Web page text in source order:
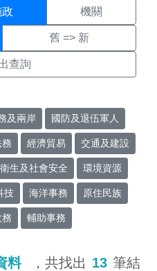
機關
舊 => 新
查詢
及兩岸 國防及退伍軍人
經濟貿易 交通及建設
衛生及社會安全 環境資源
技 海洋事務 原住民族
輔助事務
料 ，共找出 13 筆結